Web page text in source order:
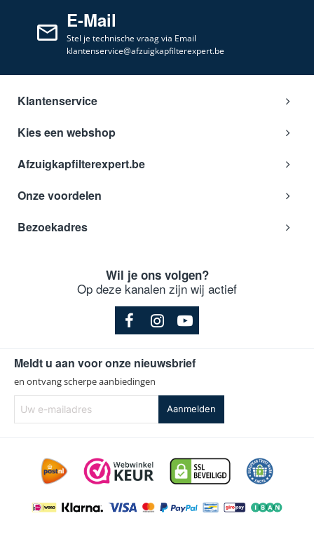
E-Mail
Stel je technische vraag via Email
klantenservice@afzuigkapfilterexpert.be
Klantenservice
Kies een webshop
Afzuigkapfilterexpert.be
Onze voordelen
Bezoekadres
Wil je ons volgen?
Op deze kanalen zijn wij actief
Meldt u aan voor onze nieuwsbrief
en ontvang scherpe aanbiedingen
e-
mailadres
Aanmelden